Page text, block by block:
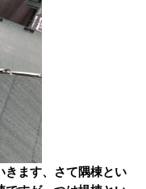
きます、さて隅棟とい